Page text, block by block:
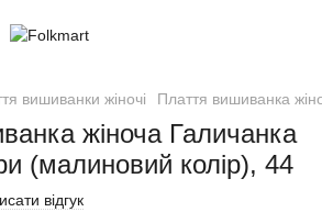
вишиванки жіночі Плаття вишиванка
жіноча Галичанка
(малиновий колір), 44
відгук